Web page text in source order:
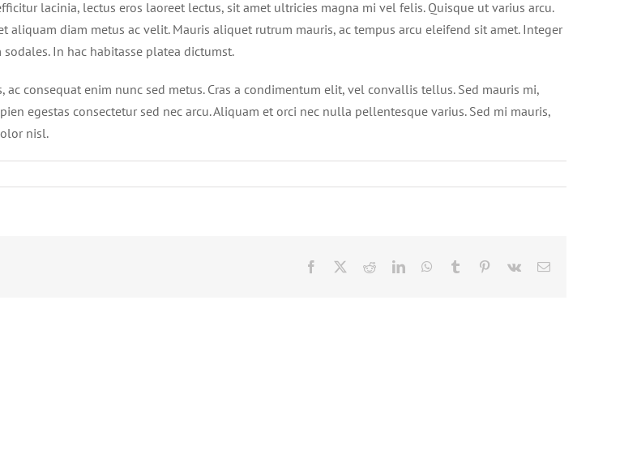
lacinia, lectus eros laoreet lectus, sit amet ultricies magna mi vel felis. Quisque ut varius arcu.
diam metus ac velit. Mauris aliquet rutrum mauris, ac tempus arcu eleifend sit amet. Integer
In hac habitasse platea dictumst.
consequat enim nunc sed metus. Cras a condimentum elit, vel convallis tellus. Sed mauris mi,
egestas consectetur sed nec arcu. Aliquam et orci nec nulla pellentesque varius. Sed mi mauris,
nisl.
Facebook RedditLinkedInWhatsApp
Tumblr Pinterest
Vk
E-